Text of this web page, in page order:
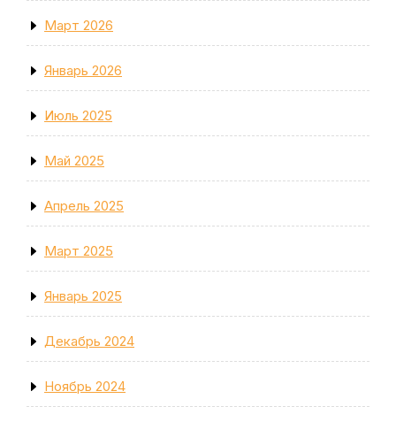
Март 2026
Январь 2026
Июль 2025
Май 2025
Апрель 2025
Март 2025
Январь 2025
Декабрь 2024
Ноябрь 2024